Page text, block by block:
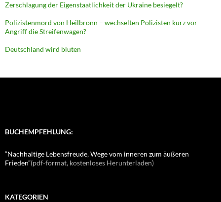
Zerschlagung der Eigenstaatlichkeit der Ukraine besiegelt?
Polizistenmord von Heilbronn – wechselten Polizisten kurz vor
Angriff die Streifenwagen?
Deutschland wird bluten
BUCHEMPFEHLUNG:
“Nachhaltige Lebensfreude, Wege vom inneren zum äußeren
Frieden”(pdf-format, kostenloses Herunterladen)
KATEGORIEN